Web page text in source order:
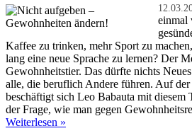
einmal
Kaffee zu trinken, mehr Sport zu
lang eine neue Sprache zu lernen? Der
Gewohnheitstier. Das dürfte nichts
alle, die beruflich Andere führen. Auf
beschäftigt sich Leo Babauta mit diesem
der Frage, wie man gegen
Weiterlesen »